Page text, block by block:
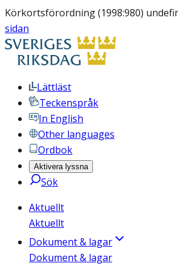
Körkortsförordning (1998:980)
sidan
Lättläst
Teckenspråk
In English
Other languages
Ordbok
Aktivera lyssna
Sök
Aktuellt
Aktuellt
Dokument & lagar
Dokument & lagar